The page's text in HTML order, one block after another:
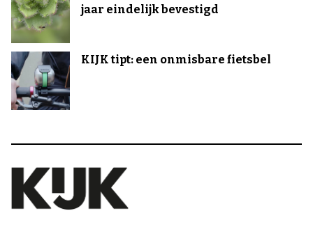
jaar eindelijk bevestigd
KIJK tipt: een onmisbare fietsbel